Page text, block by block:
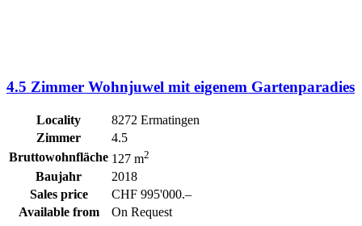
4.5 Zimmer Wohnjuwel mit eigenem Gartenparadies
Locality
8272 Ermatingen
Zimmer
4.5
Bruttowohnfläche 127 m2
Baujahr
2018
Sales price
CHF 995'000.–
Available from
On Request